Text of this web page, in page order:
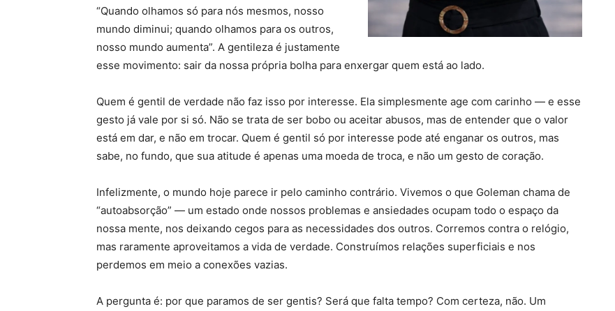
“Quando olhamos só para nós mesmos, nosso
mundo diminui; quando olhamos para os outros,
nosso mundo aumenta”. A gentileza é justamente
esse movimento: sair da nossa própria bolha para enxergar quem está ao lado.
Quem é gentil de verdade não faz isso por interesse. Ela simplesmente age com carinho — e esse
gesto já vale por si só. Não se trata de ser bobo ou aceitar abusos, mas de entender que o valor
está em dar, e não em trocar. Quem é gentil só por interesse pode até enganar os outros, mas
sabe, no fundo, que sua atitude é apenas uma moeda de troca, e não um gesto de coração.
Infelizmente, o mundo hoje parece ir pelo caminho contrário. Vivemos o que Goleman chama de
“autoabsorção” — um estado onde nossos problemas e ansiedades ocupam todo o espaço da
nossa mente, nos deixando cegos para as necessidades dos outros. Corremos contra o relógio,
mas raramente aproveitamos a vida de verdade. Construímos relações superficiais e nos
perdemos em meio a conexões vazias.
A pergunta é: por que paramos de ser gentis? Será que falta tempo? Com certeza, não. Um